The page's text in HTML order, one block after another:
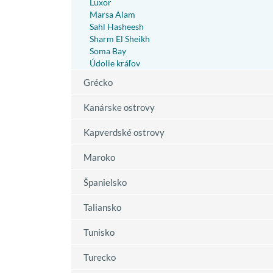
Luxor
Marsa Alam
Sahl Hasheesh
Sharm El Sheikh
Soma Bay
Údolie kráľov
Grécko
Kanárske ostrovy
Kapverdské ostrovy
Maroko
Španielsko
Taliansko
Tunisko
Turecko